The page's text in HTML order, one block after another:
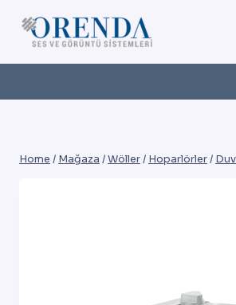
Home / Mağaza /Wöller/ Hoparlörler/